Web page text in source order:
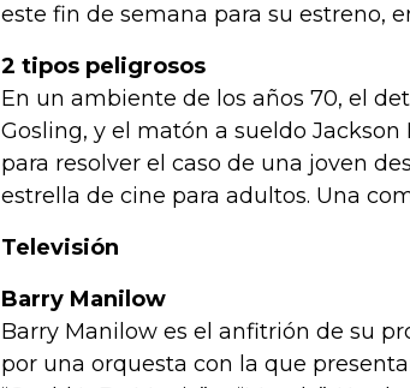
este fin de semana para su estreno,
2 tipos peligrosos
En un ambiente de los años 70, el
Gosling, y el matón a sueldo Jackson
para resolver el caso de una joven
estrella de cine para adultos. Una
Televisión
Barry Manilow
Barry Manilow es el anfitrión de su
por una orquesta con la que